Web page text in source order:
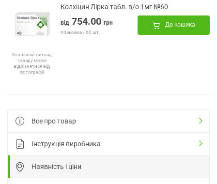
Зовнішній вигляд
товару може
відрізнятися від
фотографії
Колхіцин Лірка табл. в/о 1мг №60
від 754.00 грн
Упаковка / 60 шт.
До кошика
Все про товар
Інструкція виробника
Наявність і ціни